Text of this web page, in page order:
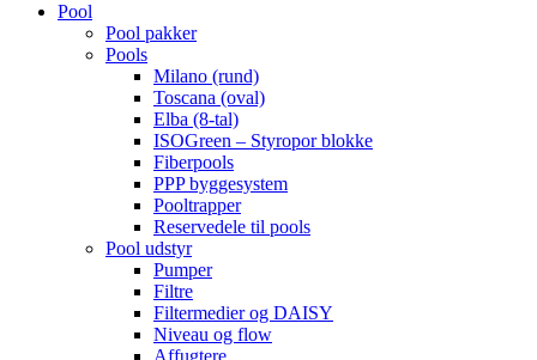
Pool
Pool pakker
Pools
Milano (rund)
Toscana (oval)
Elba (8-tal)
ISOGreen – Styropor blokke
Fiberpools
PPP byggesystem
Pooltrapper
Reservedele til pools
Pool udstyr
Pumper
Filtre
Filtermedier og DAISY
Niveau og flow
Affugtere